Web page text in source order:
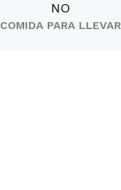
NO
COMIDA PARA LLEVAR